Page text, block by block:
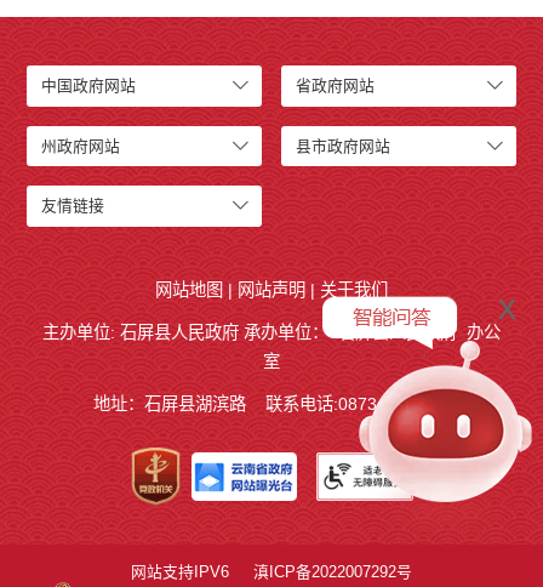
中国政府网站 省政府网站
州政府网站 县市政府网站
友情链接
网站地图 | 网站声明 | 关于我们
主办单位: 石屏县人民政府 承办单位： 石屏县人民政府 办公
室
地址：石屏县湖滨路 联系电话:0873-4858140
x
网站支持IPV6
滇ICP备2022007292号